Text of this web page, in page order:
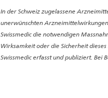
In der Schweiz zugelassene
unerwünschten
Swissmedic die notwendigen
Wirksamkeit oder die Sicherheit
Swissmedic erfasst und publiziert.